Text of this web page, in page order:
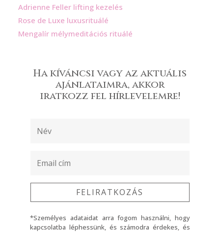
Adrienne Feller lifting kezelés
Rose de Luxe luxusrituálé
Mengalír mélymeditációs rituálé
Ha kíváncsi vagy az aktuális
ajánlataimra, akkor
iratkozz fel hírlevelemre!
FELIRATKOZÁS
*Személyes adataidat arra fogom használni, hogy
kapcsolatba léphessünk, és számodra érdekes, és